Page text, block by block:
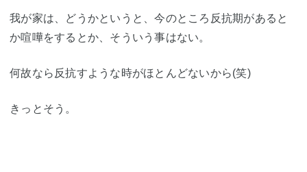
我が家は、どうかというと、今のところ反抗期があると
か喧嘩をするとか、そういう事はない。
何故なら反抗すような時がほとんどないから(笑)
きっとそう。